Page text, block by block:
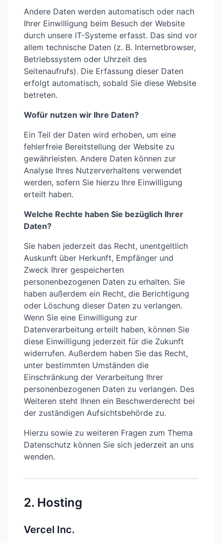
Andere Daten werden automatisch oder nach
Ihrer Einwilligung beim Besuch der Website
durch unsere IT-Systeme erfasst. Das sind vor
allem technische Daten (z. B. Internetbrowser,
Betriebssystem oder Uhrzeit des
Seitenaufrufs). Die Erfassung dieser Daten
erfolgt automatisch, sobald Sie diese Website
betreten.
Wofür nutzen wir Ihre Daten?
Ein Teil der Daten wird erhoben, um eine
fehlerfreie Bereitstellung der Website zu
gewährleisten. Andere Daten können zur
Analyse Ihres Nutzerverhaltens verwendet
werden, sofern Sie hierzu Ihre Einwilligung
erteilt haben.
Welche Rechte haben Sie bezüglich Ihrer
Daten?
Sie haben jederzeit das Recht, unentgeltlich
Auskunft über Herkunft, Empfänger und
Zweck Ihrer gespeicherten
personenbezogenen Daten zu erhalten. Sie
haben außerdem ein Recht, die Berichtigung
oder Löschung dieser Daten zu verlangen.
Wenn Sie eine Einwilligung zur
Datenverarbeitung erteilt haben, können Sie
diese Einwilligung jederzeit für die Zukunft
widerrufen. Außerdem haben Sie das Recht,
unter bestimmten Umständen die
Einschränkung der Verarbeitung Ihrer
personenbezogenen Daten zu verlangen. Des
Weiteren steht Ihnen ein Beschwerderecht bei
der zuständigen Aufsichtsbehörde zu.
Hierzu sowie zu weiteren Fragen zum Thema
Datenschutz können Sie sich jederzeit an uns
wenden.
2. Hosting
Vercel Inc.